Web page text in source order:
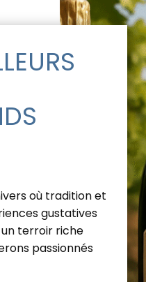
où tradition et
gustatives
terroir riche
passionnés